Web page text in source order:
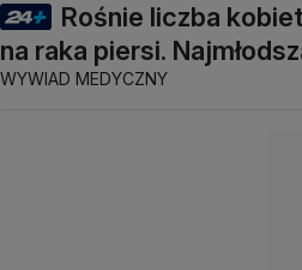
Rośnie liczba
na raka piersi.
WYWIAD MEDYCZNY